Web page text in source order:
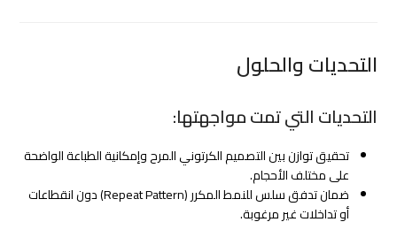
التحديات والحلول
التحديات التي تمت مواجهتها:
تحقيق توازن بين التصميم الكرتوني المرح وإمكانية الطباعة الواضحة
على مختلف الأحجام.
ضمان تدفق سلس للنمط المكرر (Repeat Pattern) دون انقطاعات
أو تداخلات غير مرغوبة.